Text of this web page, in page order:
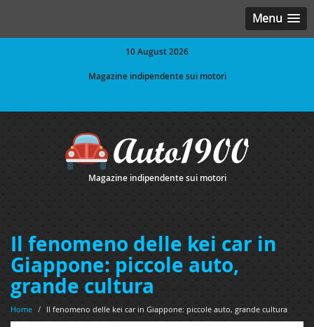
Menu
10 August 2026
Magazine indipendente sui motori
Magazine indipendente sui motori
Il fenomeno delle kei car in
Giappone: piccole auto,
grande cultura
Home / Il fenomeno delle kei car in Giappone: piccole auto, grande cultura